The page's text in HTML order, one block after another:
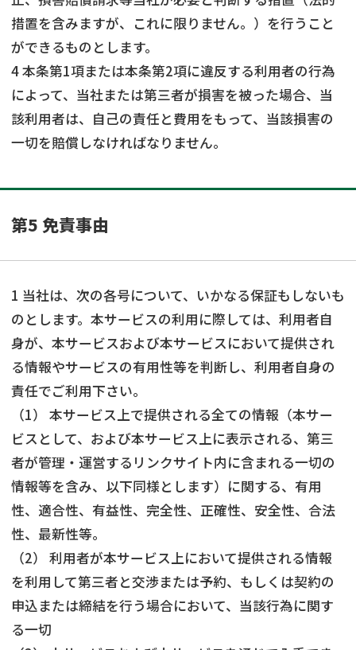
措置を含みますが、これに限りません。）を行うこと
ができるものとします。
4 本条第1項または本条第2項に違反する利用者の行為
によって、当社または第三者が損害を被った場合、当
該利用者は、自己の責任と費用をもって、当該損害の
一切を賠償しなければなりません。
第5 免責事由
1 当社は、次の各号について、いかなる保証もしないも
のとします。本サービスの利用に際しては、利用者自
身が、本サービスおよび本サービスにおいて提供され
る情報やサービスの有用性等を判断し、利用者自身の
責任でご利用下さい。
（1） 本サービス上で提供される全ての情報（本サー
ビスとして、および本サービス上に表示される、第三
者が管理・運営するリンクサイト内に含まれる一切の
情報等を含み、以下同様とします）に関する、有用
性、適合性、有益性、完全性、正確性、安全性、合法
性、最新性等。
（2） 利用者が本サービス上において提供される情報
を利用して第三者と交渉または予約、もしくは契約の
申込または締結を行う場合において、当該行為に関す
る一切